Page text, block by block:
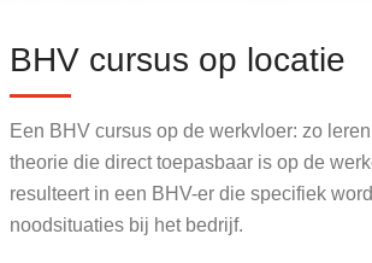
BHV cursus op locatie
Een BHV cursus op de werkvloer: zo
theorie die direct toepasbaar is op de
resulteert in een BHV-er die specifiek
noodsituaties bij het bedrijf.